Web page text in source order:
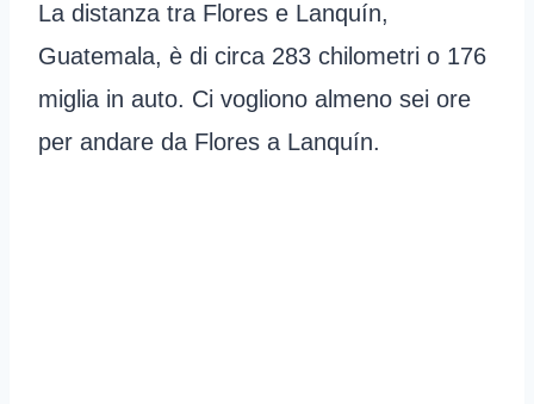
La distanza tra Flores e Lanquín,
Guatemala, è di circa 283 chilometri o 176
miglia in auto. Ci vogliono almeno sei ore
per andare da Flores a Lanquín.